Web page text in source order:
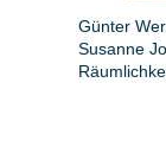
Günter
Susanne